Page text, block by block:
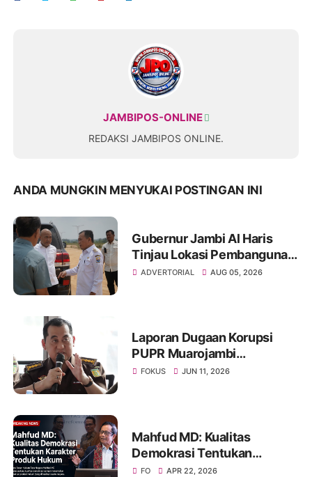
JAMBIPOS-ONLINE
REDAKSI JAMBIPOS ONLINE.
ANDA MUNGKIN MENYUKAI POSTINGAN INI
Gubernur Jambi Al Haris
Tinjau Lokasi Pembangunan
Sekolah Rakyat dan Lokasi
ADVERTORIAL AUG 05, 2026
Laporan Dugaan Korupsi
PUPR Muarojambi
Dilimpahkan, Muncul
FOKUS JUN 11, 2026
Mahfud MD: Kualitas
Demokrasi Tentukan
Karakter Produk Hukum
FO APR 22, 2026